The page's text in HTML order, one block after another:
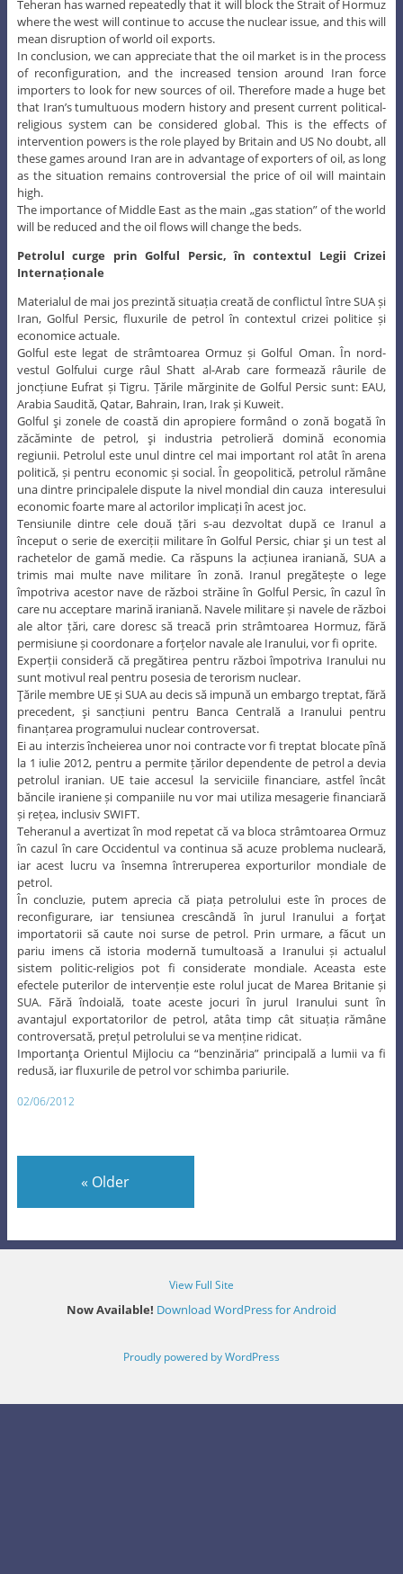
Petrolul curge prin Golful Persic, în contextul Legii Crizei
Internaționale
Materialul de mai jos prezintă situația creată de conflictul între SUA și
Iran, Golful Persic, fluxurile de petrol în contextul crizei politice și
economice actuale.
Golful este legat de strâmtoarea Ormuz și Golful Oman. În nord-
vestul Golfului curge râul Shatt al-Arab care formează râurile de
joncțiune Eufrat și Tigru. Țările mărginite de Golful Persic sunt: EAU,
Arabia Saudită, Qatar, Bahrain, Iran, Irak și Kuweit.
Golful şi zonele de coastă din apropiere formând o zonă bogată în
zăcăminte de petrol, şi industria petrolieră domină economia
regiunii. Petrolul este unul dintre cel mai important rol atât în arena
politică, și pentru economic și social. În geopolitică, petrolul rămâne
una dintre principalele dispute la nivel mondial din cauza interesului
economic foarte mare al actorilor implicați în acest joc.
început o serie de exerciții militare în Golful Persic, chiar şi un test al
rachetelor de gamă medie. Ca răspuns la acțiunea iraniană, SUA a
trimis mai multe nave militare în zonă. Iranul pregătește o lege
împotriva acestor nave de război străine în Golful Persic, în cazul în
care nu acceptare marină iraniană. Navele militare și navele de război
ale altor țări, care doresc să treacă prin strâmtoarea Hormuz, fără
permisiune și coordonare a forțelor navale ale Iranului, vor fi oprite.
Experții consideră că pregătirea pentru război împotriva Iranului nu
sunt motivul real pentru posesia de terorism nuclear.
Ţările membre UE și SUA au decis să impună un embargo treptat, fără
precedent, şi sancțiuni pentru Banca Centrală a Iranului pentru
finanțarea programului nuclear controversat.
Ei au interzis încheierea unor noi contracte vor fi treptat blocate pînă
la 1 iulie 2012, pentru a permite țărilor dependente de petrol a devia
petrolul iranian. UE taie accesul la serviciile financiare, astfel încât
băncile iraniene și companiile nu vor mai utiliza mesagerie financiară
și rețea, inclusiv SWIFT.
Teheranul a avertizat în mod repetat că va bloca strâmtoarea Ormuz
în cazul în care Occidentul va continua să acuze problema nucleară,
iar acest lucru va însemna întreruperea exporturilor mondiale de
petrol.
În concluzie, putem aprecia că piața petrolului este în proces de
reconfigurare, iar tensiunea crescândă în jurul Iranului a forţat
importatorii să caute noi surse de petrol. Prin urmare, a făcut un
pariu imens că istoria modernă tumultoasă a Iranului și actualul
sistem politic-religios pot fi considerate mondiale. Aceasta este
efectele puterilor de intervenție este rolul jucat de Marea Britanie și
SUA. Fără îndoială, toate aceste jocuri în jurul Iranului sunt în
avantajul exportatorilor de petrol, atâta timp cât situația rămâne
controversată, prețul petrolului se va menține ridicat.
Importanţa Orientul Mijlociu ca “benzinăria” principală a lumii va fi
redusă, iar fluxurile de petrol vor schimba pariurile.
02/06/2012
« Older
View Full Site
Now Available! Download WordPress for Android